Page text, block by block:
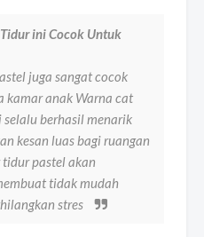
ini Cocok Untuk
juga sangat cocok
kamar anak Warna cat
berhasil menarik
kesan luas bagi ruangan
pastel akan
tidak mudah
stres